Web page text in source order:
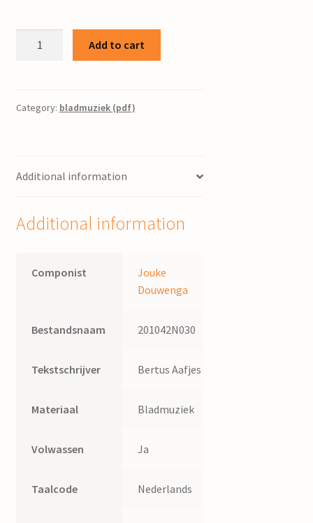
;
van
quantity
Add to cart
Category: bladmuziek (pdf)
Additional information
Additional information
Componist
Jouke
Douwenga
Bestandsnaam 201042N030
Tekstschrijver Bertus Aafjes
Materiaal Bladmuziek
Volwassen Ja
Taalcode Nederlands